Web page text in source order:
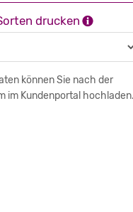
drucken
können Sie nach der
im Kundenportal hochladen.